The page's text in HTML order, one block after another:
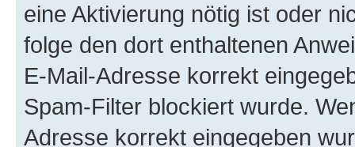
eine Aktivierung nötig ist oder
folge den dort enthaltenen
E-Mail-Adresse korrekt
Spam-Filter blockiert wurde.
Adresse korrekt eingegeben